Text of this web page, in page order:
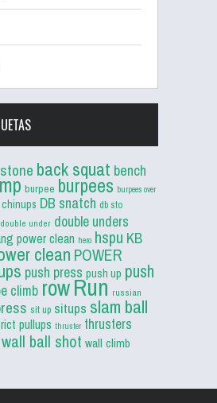
back squat bench
burpee burpees burpees over
chinups DB snatch db sto
double under double unders
power clean hero hspu KB
clean POWER
push press push up push
climb rowRun russian
sit up situps slam ball
pullups thruster thrusters
wall ball shot wall climb